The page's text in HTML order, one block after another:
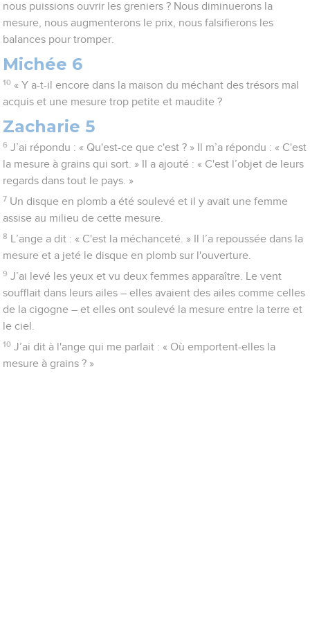
nous puissions ouvrir les greniers ? Nous diminuerons la
mesure, nous augmenterons le prix, nous falsifierons les
balances pour tromper.
Michée 6
10 « Y a-t-il encore dans la maison du méchant des trésors mal
acquis et une mesure trop petite et maudite ?
Zacharie 5
6 J’ai répondu : « Qu'est-ce que c'est ? » Il m’a répondu : « C'est
la mesure à grains qui sort. » Il a ajouté : « C'est l’objet de leurs
regards dans tout le pays. »
7 Un disque en plomb a été soulevé et il y avait une femme
assise au milieu de cette mesure.
8
L’ange a dit : « C'est la méchanceté. » Il l’a repoussée dans la
mesure et a jeté le disque en plomb sur l'ouverture.
9 J’ai levé les yeux et vu deux femmes apparaître. Le vent
soufflait dans leurs ailes – elles avaient des ailes comme celles
de la cigogne – et elles ont soulevé la mesure entre la terre et
le ciel.
10 J’ai dit à l'ange qui me parlait : « Où emportent-elles la
mesure à grains ? »